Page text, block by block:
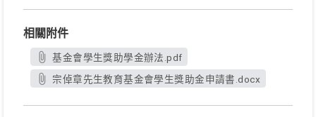
相關附件
基金會學生獎助學金辦法.pdf
宗倬章先生教育基金會學生獎助金申請書.docx